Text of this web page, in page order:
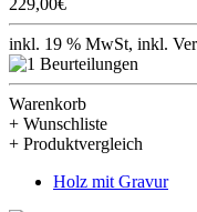
inkl. 19 % MwSt, inkl.
Warenkorb
+ Wunschliste
+ Produktvergleich
Holz mit Gravur